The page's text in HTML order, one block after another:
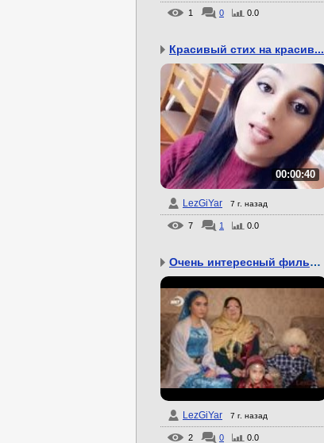
1 0 0.0
Красивый стих на красив...
00:00:40
LezGiYar 7 г. назад
7 1 0.0
Очень интересный фильм ...
LezGiYar 7 г. назад
2 0 0.0